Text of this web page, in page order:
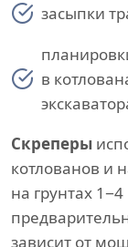
засыпки
в
Скреперы
котлованов и
на грунтах
зависит от